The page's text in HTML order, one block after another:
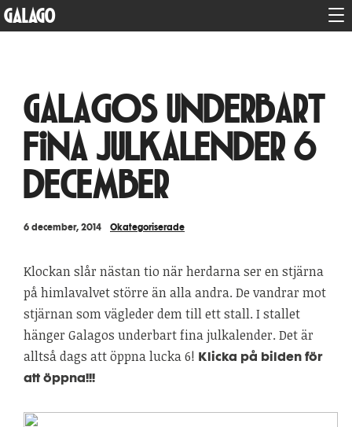
GALAGO
Galagos underbart
fina julkalender 6
december
6 december, 2014 Okategoriserade
Klockan slår nästan tio när herdarna ser en stjärna
på himlavalvet större än alla andra. De vandrar mot
stjärnan som vägleder dem till ett stall. I stallet
hänger Galagos underbart fina julkalender. Det är
alltså dags att öppna lucka 6! Klicka på bilden för
att öppna!!!